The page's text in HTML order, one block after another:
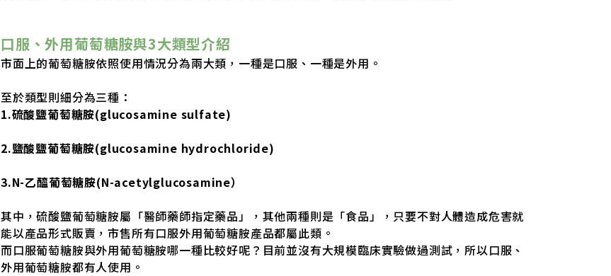
口服、外用葡萄糖胺與3大類型介紹
市面上的葡萄糖胺依照使用情況分為兩大類，一種是口服、一種是外用。
至於類型則細分為三種：
1.硫酸鹽葡萄糖胺(glucosamine sulfate)
2.鹽酸鹽葡萄糖胺(glucosamine hydrochloride)
3.N-乙醯葡萄糖胺(N-acetylglucosamine）
其中，硫酸鹽葡萄糖胺屬「醫師藥師指定藥品」，其他兩種則是「食品」，只要不對人體造成危害就
能以產品形式販賣，市售所有口服外用葡萄糖胺產品都屬此類。
而口服葡萄糖胺與外用葡萄糖胺哪一種比較好呢？目前並沒有大規模臨床實驗做過測試，所以口服、
外用葡萄糖胺都有人使用。